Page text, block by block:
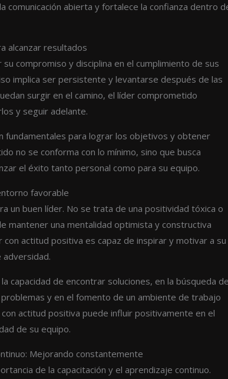
comunicación abierta y fortalece la confianza dentro
alcanzar resultados
compromiso y disciplina en el cumplimiento de sus
implica ser persistente y levantarse después de las
surgir en el camino, el líder comprometido
y seguir adelante.
fundamentales para lograr los objetivos y obtener
no se conforma con lo mínimo, sino que busca
el éxito tanto personal como para su equipo.
favorable
un buen líder. No se trata de una positividad tóxica o
mantener una mentalidad optimista y constructiva
actitud positiva es capaz de inspirar y motivar a su
adversidad.
capacidad de encontrar soluciones, en la búsqueda
y en el fomento de un ambiente de trabajo
actitud positiva puede influir positivamente en el
de su equipo.
Mejorando constantemente
de la capacitación y el aprendizaje continuo.